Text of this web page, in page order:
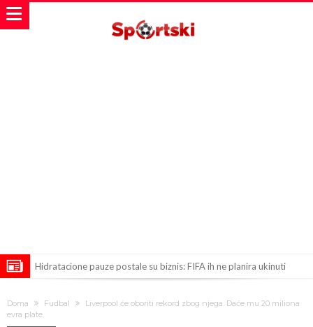
Hidratacione pauze postale su biznis: FIFA ih ne planira ukinuti
Infantino i ljubavnička veza: Kontroverzni detalji i novčana isplata iz
Doma Fudbal
Liverpool će oboriti rekord zbog njega. Daće mu 20 miliona
evra plate.